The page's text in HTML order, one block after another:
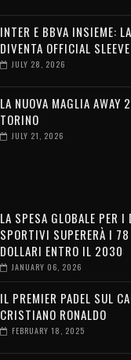
INTER E BBVA INSIEME:
DIVENTA OFFICIAL
JULY 28, 2026
LA NUOVA MAGLIA
TORINO
JULY 21, 2026
LA SPESA GLOBALE PER
SPORTIVI SUPERERÀ I
DOLLARI ENTRO IL 2030
JANUARY 06, 2026
IL PREMIER PADEL SUL
CRISTIANO RONALDO
FEBRUARY 18, 2025